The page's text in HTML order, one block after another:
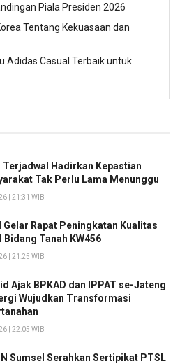
Piala Presiden 2026
Tentang Kekuasaan dan
Adidas Casual Terbaik untuk
Terjadwal Hadirkan Kepastian
Tak Perlu Lama Menunggu
| 21:31 WIB
Gelar Rapat Peningkatan Kualitas
Bidang Tanah KW456
| 21:25 WIB
Ajak BPKAD dan IPPAT se-Jateng
Wujudkan Transformasi
| 22:05 WIB
Sumsel Serahkan Sertipikat PTSL